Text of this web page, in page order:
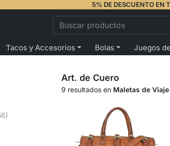
5% DE DESCUENTO EN
Tacos y Accesorios Bolas Juegos
Art. de Cuero
9 resultados en Maletas de Viaje